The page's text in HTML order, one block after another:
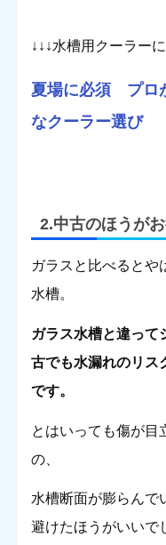
↓↓↓水槽用クーラー
夏場に必須 プロ
なクーラー選び
2.中古のほうが
ガラスと比べるとや
水槽。
ガラス水槽と違って
古でも水漏れのリス
です。
とはいっても傷が目
の、
水槽断面が膨らんで
避けたほうがいいで